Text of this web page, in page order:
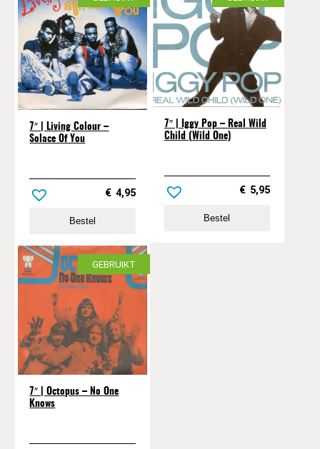
7″ | Living Colour –
Solace Of You
€ 4,95
Bestel
7″ | Iggy Pop ‎– Real Wild
Child (Wild One)
€ 5,95
Bestel
GEBRUIKT
7″ | Octopus – No One
Knows